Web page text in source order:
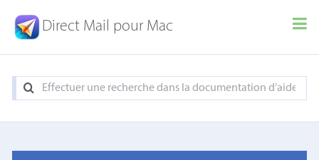
Direct Mail pour Mac